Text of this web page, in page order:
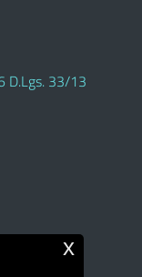
D.Lgs. 33/13
x